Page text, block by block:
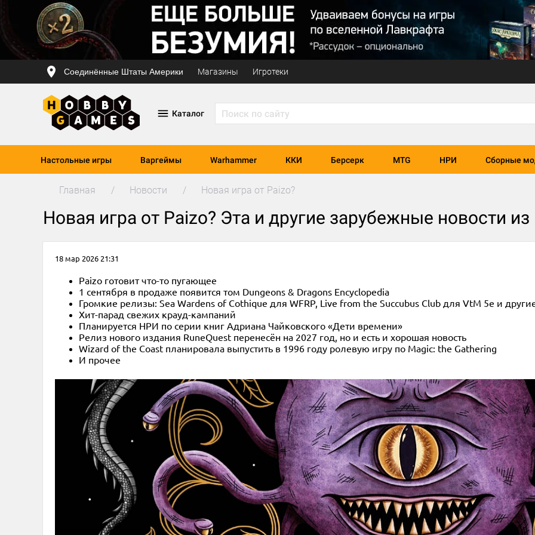
Соединённые Штаты Америки Магазины Игротеки
Каталог
Настольные игры Варгеймы Warhammer ККИ Берсерк MTG НРИ Сборные
Главная Новости Новая игра от Paizo?
Новая игра от Paizo? Эта и другие зарубежные новости
18 мар 2026 21:31
Paizo готовит что-то пугающее
1 сентября в продаже появится том Dungeons & Dragons Encyclopedia
Громкие релизы: Sea Wardens of Cothique для WFRP, Live from the Succubus Club для VtM 5e и
Хит-парад свежих крауд-кампаний
Планируется НРИ по серии книг Адриана Чайковского «Дети времени»
Релиз нового издания RuneQuest перенесён на 2027 год, но и есть и хорошая новость
Wizard of the Coast планировала выпустить в 1996 году ролевую игру по Magic: the Gathering
И прочее